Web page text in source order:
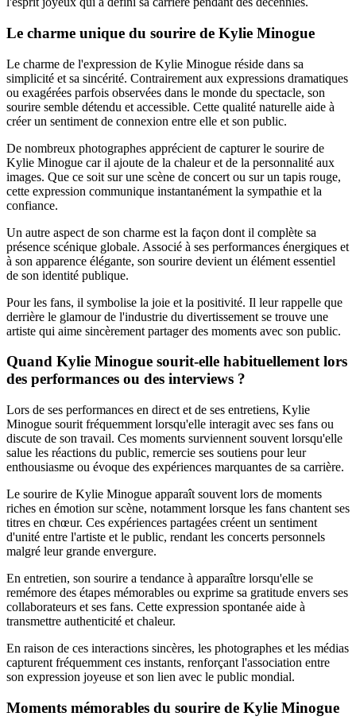
Le charme unique du sourire de Kylie Minogue
Le charme de l'expression de Kylie Minogue réside dans sa
simplicité et sa sincérité. Contrairement aux expressions dramatiques
ou exagérées parfois observées dans le monde du spectacle, son
sourire semble détendu et accessible. Cette qualité naturelle aide à
créer un sentiment de connexion entre elle et son public.
De nombreux photographes apprécient de capturer le sourire de
Kylie Minogue car il ajoute de la chaleur et de la personnalité aux
images. Que ce soit sur une scène de concert ou sur un tapis rouge,
cette expression communique instantanément la sympathie et la
confiance.
Un autre aspect de son charme est la façon dont il complète sa
présence scénique globale. Associé à ses performances énergiques et
à son apparence élégante, son sourire devient un élément essentiel
de son identité publique.
Pour les fans, il symbolise la joie et la positivité. Il leur rappelle que
derrière le glamour de l'industrie du divertissement se trouve une
artiste qui aime sincèrement partager des moments avec son public.
Quand Kylie Minogue sourit-elle habituellement lors
des performances ou des interviews ?
Lors de ses performances en direct et de ses entretiens, Kylie
Minogue sourit fréquemment lorsqu'elle interagit avec ses fans ou
discute de son travail. Ces moments surviennent souvent lorsqu'elle
salue les réactions du public, remercie ses soutiens pour leur
enthousiasme ou évoque des expériences marquantes de sa carrière.
Le sourire de Kylie Minogue apparaît souvent lors de moments
riches en émotion sur scène, notamment lorsque les fans chantent ses
titres en chœur. Ces expériences partagées créent un sentiment
d'unité entre l'artiste et le public, rendant les concerts personnels
malgré leur grande envergure.
En entretien, son sourire a tendance à apparaître lorsqu'elle se
remémore des étapes mémorables ou exprime sa gratitude envers ses
collaborateurs et ses fans. Cette expression spontanée aide à
transmettre authenticité et chaleur.
En raison de ces interactions sincères, les photographes et les médias
capturent fréquemment ces instants, renforçant l'association entre
son expression joyeuse et son lien avec le public mondial.
Moments mémorables du sourire de Kylie Minogue